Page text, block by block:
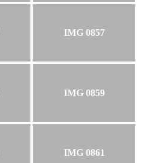
IMG 0857
IMG 0859
IMG 0861